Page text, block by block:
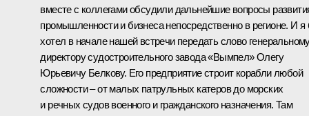
вместе с коллегами обсудили дальнейшие вопросы
промышленности и бизнеса непосредственно в регионе. И
хотел в начале нашей встречи передать слово
директору судостроительного завода «Вымпел» Олегу
Юрьевичу Белкову. Его предприятие строит корабли любой
сложности – от малых патрульных катеров до морских
и речных судов военного и гражданского назначения. Там